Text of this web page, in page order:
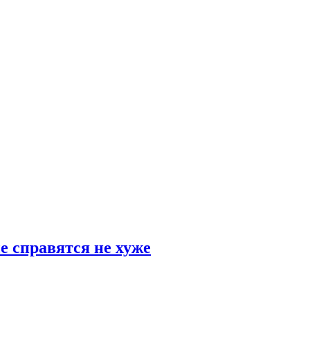
справятся не хуже